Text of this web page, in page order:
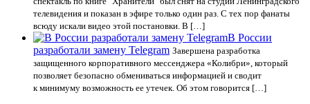
телевидения и показан в эфире только один раз. С тех пор фанаты
всюду искали видео этой постановки. В […]
В России
разработали замену Telegram Завершена разработка
защищенного корпоративного мессенджера «Колибри», который
позволяет безопасно обмениваться информацией и сводит
к минимуму возможность ее утечек. Об этом говорится […]